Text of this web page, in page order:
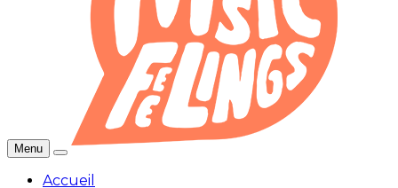
Menu
Accueil